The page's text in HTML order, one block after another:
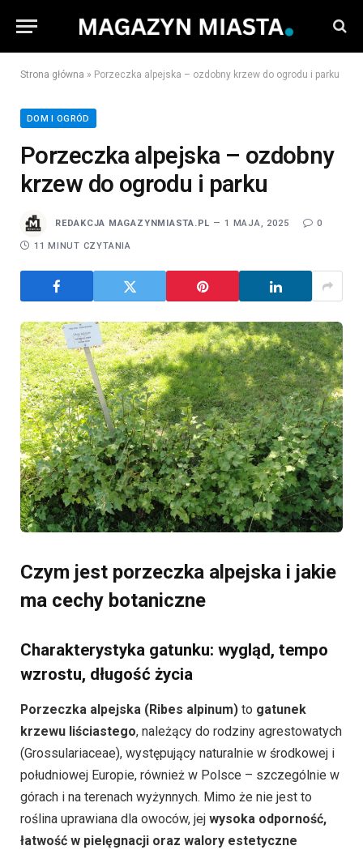
Strona główna » Porzeczka alpejska – ozdobny krzew do ogrodu i parku
DOM I OGRÓD
Porzeczka alpejska – ozdobny
krzew do ogrodu i parku
REDAKCJA MAGAZYNMIASTA.PL 1 MAJA, 2025 0
11 MINUT CZYTANIA
Czym jest porzeczka alpejska i jakie
ma cechy botaniczne
Charakterystyka gatunku: wygląd, tempo
wzrostu, długość życia
Porzeczka alpejska (Ribes alpinum) to gatunek
krzewu liściastego, należący do rodziny agrestowatych
(Grossulariaceae), występujący naturalnie w środkowej i
południowej Europie, również w Polsce – szczególnie w
górach i na terenach wyżynnych. Mimo że nie jest to
roślina uprawiana dla owoców, jej wysoka odporność,
łatwość w pielęgnacji oraz walory estetyczne